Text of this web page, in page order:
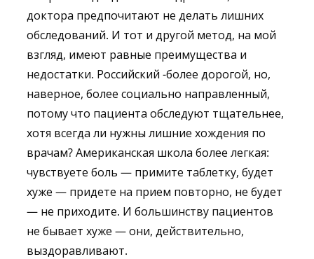
доктора предпочитают не делать лишних
обследований. И тот и другой метод, на мой
взгляд, имеют равные преимущества и
недостатки. Российский -более дорогой, но,
наверное, более социально направленный,
потому что пациента обследуют тщательнее,
хотя всегда ли нужны лишние хождения по
врачам? Американская школа более легкая:
чувствуете боль — примите таблетку, будет
хуже — придете на прием повторно, не будет
— не приходите. И большинству пациентов
не бывает хуже — они, действительно,
выздоравливают.